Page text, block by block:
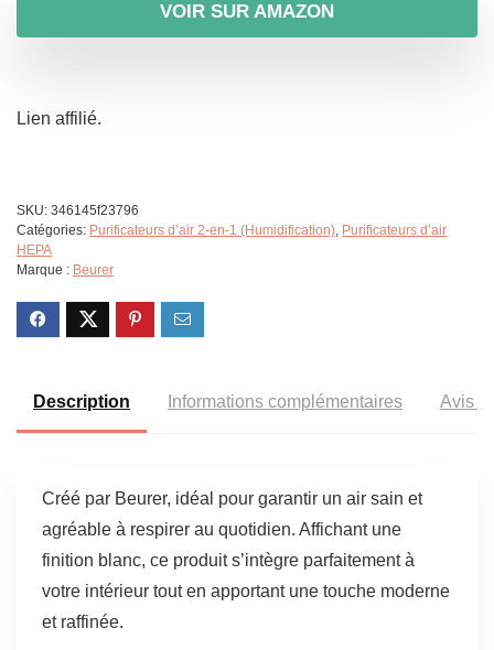
VOIR SUR AMAZON
Lien affilié.
SKU: 346145f23796
Catégories: Purificateurs d’air 2-en-1 (Humidification), Purificateurs d’air
HEPA
Marque : Beurer
Description Informations complémentaires Avis
Créé par Beurer, idéal pour garantir un air sain et
agréable à respirer au quotidien. Affichant une
finition blanc, ce produit s’intègre parfaitement à
votre intérieur tout en apportant une touche moderne
et raffinée.